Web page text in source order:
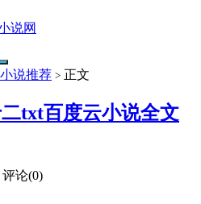
说网
小说推荐 > 正文
二txt百度云小说全文
评论(0)